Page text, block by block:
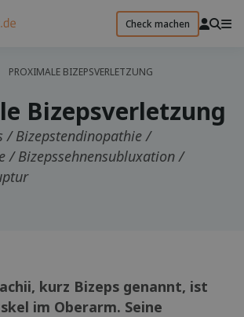
Check machen
PROXIMALE BIZEPSVERLETZUNG
Bizepsverletzung
/ Bizepstendinopathie /
/ Bizepssehnensubluxation /
kurz Bizeps genannt, ist
im Oberarm. Seine